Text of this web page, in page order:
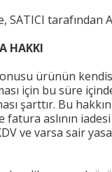
SATICI tarafından
HAKKI
ürünün
için bu süre
şarttır. Bu
fatura aslının
ve varsa sair